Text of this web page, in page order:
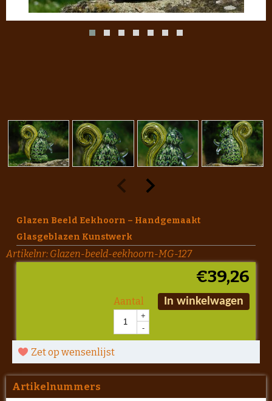
Glazen Beeld Eekhoorn – Handgemaakt
Glasgeblazen Kunstwerk
Artikelnr: Glazen-beeld-eekhoorn-MG-127
€39,26
Aantal
+
-
In winkelwagen
Zet op wensenlijst
Artikelnummers